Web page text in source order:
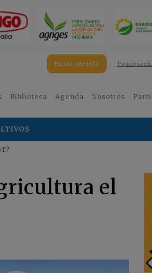
Hazte socio/a
Biblioteca Agenda Nosotros
el